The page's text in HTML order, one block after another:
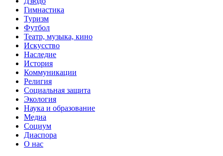
Гимнастика
Туризм
Футбол
Театр, музыка, кино
Искусство
Наследие
История
Коммуникации
Религия
Социальная защита
Экология
Наука и образование
Медиа
Социум
Диаспора
О нас